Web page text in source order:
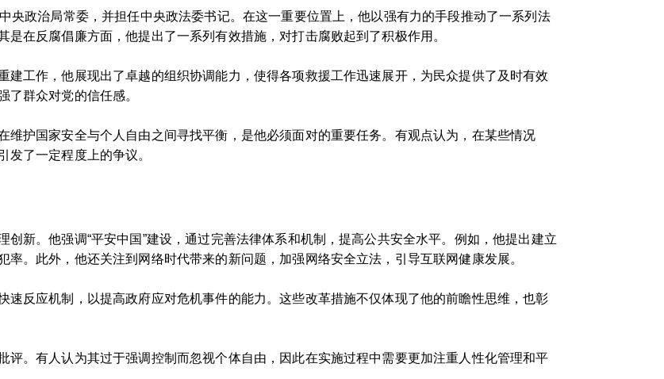
央政治局常委，并担任中央政法委书记。在这一重要位置上，他以强有力的手段推动了一系列法
在反腐倡廉方面，他提出了一系列有效措施，对打击腐败起到了积极作用。
建工作，他展现出了卓越的组织协调能力，使得各项救援工作迅速展开，为民众提供了及时有效
了群众对党的信任感。
维护国家安全与个人自由之间寻找平衡，是他必须面对的重要任务。有观点认为，在某些情况
发了一定程度上的争议。
新。他强调“平安中国”建设，通过完善法律体系和机制，提高公共安全水平。例如，他提出建立
。此外，他还关注到网络时代带来的新问题，加强网络安全立法，引导互联网健康发展。
速反应机制，以提高政府应对危机事件的能力。这些改革措施不仅体现了他的前瞻性思维，也彰
评。有人认为其过于强调控制而忽视个体自由，因此在实施过程中需要更加注重人性化管理和平